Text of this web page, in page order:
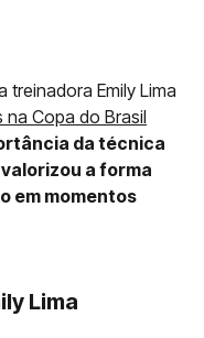
Emily Lima
Copa do Brasil
da técnica
a forma
em momentos
Lima